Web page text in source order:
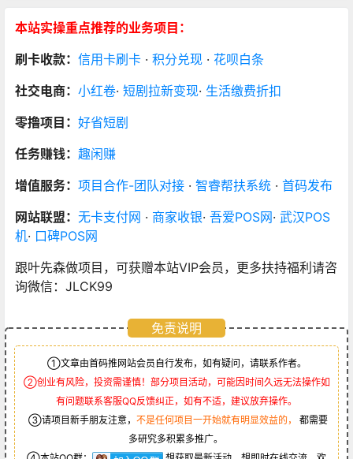
本站实操重点推荐的业务项目：
刷卡收款： 信用卡刷卡 · 积分兑现 · 花呗白条
社交电商： 小红卷· 短剧拉新变现· 生活缴费折扣
零撸项目： 好省短剧
任务赚钱： 趣闲赚
增值服务： 项目合作-团队对接 · 智睿帮扶系统 · 首码发布
网站联盟： 无卡支付网 · 商家收银· 吾爱POS网· 武汉POS
机· 口碑POS网
跟叶先森做项目，可获赠本站VIP会员，更多扶持福利请咨
询微信：JLCK99
免责说明
①文章由首码推网站会员自行发布，如有疑问，请联系作者。
②创业有风险，投资需谨慎！部分项目活动，可能因时间久远无法操作如
有问题联系客服QQ反馈纠正，如有不适，建议放弃操作。
③请项目新手朋友注意， 不是任何项目一开始就有明显效益的，
都需要
多研究多积累多推广。